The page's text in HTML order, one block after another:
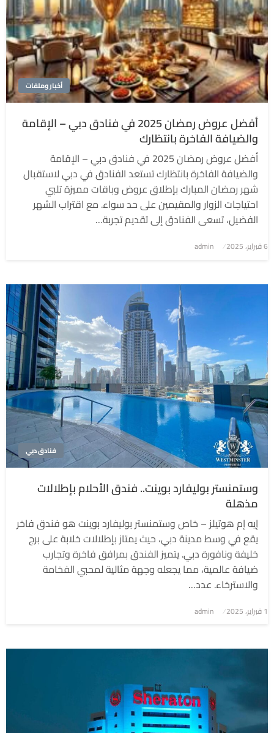
أخبار وملفات
أفضل عروض رمضان 2025 في فنادق دبي – الإقامة
والضيافة الفاخرة بانتظارك
أفضل عروض رمضان 2025 في فنادق دبي – الإقامة
والضيافة الفاخرة بانتظارك تستعد الفنادق في دبي لاستقبال
شهر رمضان المبارك بإطلاق عروض وباقات مميزة تلبي
احتياجات الزوار والمقيمين على حد سواء. مع اقتراب الشهر
الفضيل، تسعى الفنادق إلى تقديم تجربة…
نُشر
6 فبراير، 2025 admin
فنادق دبي
وستمنستر بوليفارد بوينت.. فندق الأحلام بإطلالات
مذهلة
إيه إم هوتيلز – خاص وستمنستر بوليفارد بوينت هو فندق فاخر
يقع في وسط مدينة دبي، حيث يمتاز بإطلالات خلابة على برج
خليفة ونافورة دبي. يتميز الفندق بمرافق فاخرة وتجارب
ضيافة عالمية، مما يجعله وجهة مثالية لمحبي الفخامة
والاسترخاء. عدد…
نُشر1 فبراير، 2025 admin